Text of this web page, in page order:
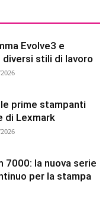
Evolve3 e
stili di lavoro
prime stampanti
di Lexmark
7000: la nuova serie
per la stampa